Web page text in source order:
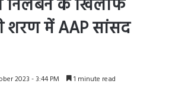
निलंबन के खिलाफ
शरण में AAP सांसद
2023 - 3:44 PM 1 minute read